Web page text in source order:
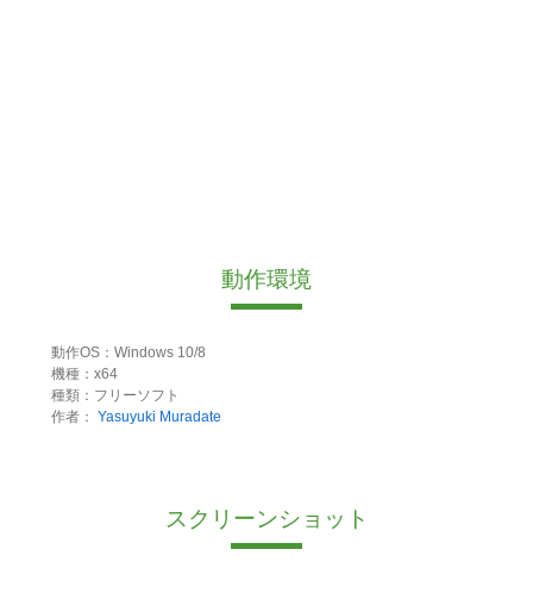
動作環境
動作OS：Windows 10/8
機種：x64
種類：フリーソフト
作者： Yasuyuki Muradate
スクリーンショット